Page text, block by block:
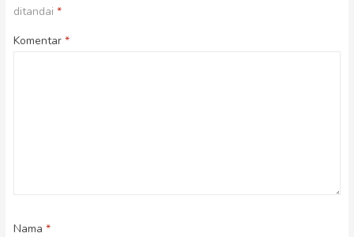
ditandai *
Komentar *
Nama *